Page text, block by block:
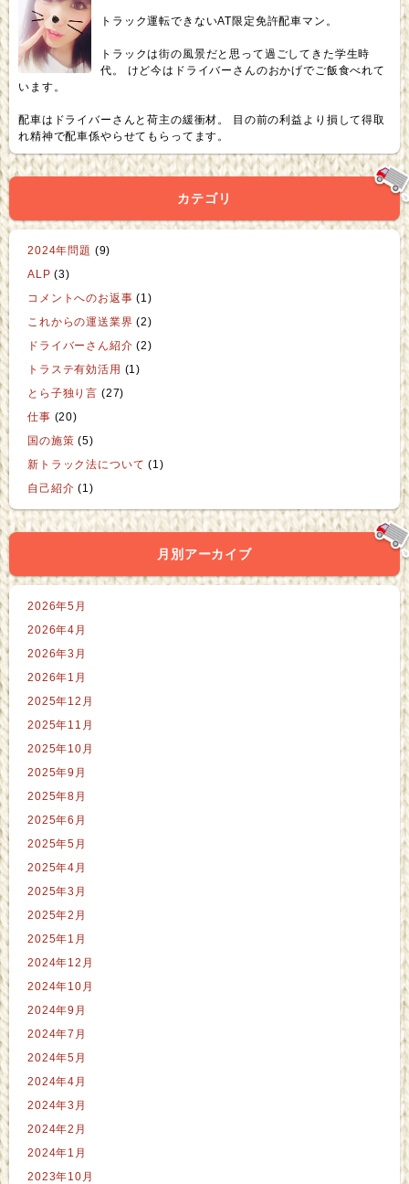
トラック運転できないAT限定免許配車マン。
トラックは街の風景だと思って過ごしてきた学生時
代。 けど今はドライバーさんのおかげでご飯食べれて
います。
配車はドライバーさんと荷主の緩衝材。 目の前の利益より損して得取
れ精神で配車係やらせてもらってます。
カテゴリ
2024年問題 (9)
ALP (3)
コメントへのお返事 (1)
これからの運送業界 (2)
ドライバーさん紹介 (2)
トラステ有効活用 (1)
とら子独り言 (27)
仕事 (20)
国の施策 (5)
新トラック法について (1)
自己紹介 (1)
月別アーカイブ
2026年5月
2026年4月
2026年3月
2026年1月
2025年12月
2025年11月
2025年10月
2025年9月
2025年8月
2025年6月
2025年5月
2025年4月
2025年3月
2025年2月
2025年1月
2024年12月
2024年10月
2024年9月
2024年7月
2024年5月
2024年4月
2024年3月
2024年2月
2024年1月
2023年10月